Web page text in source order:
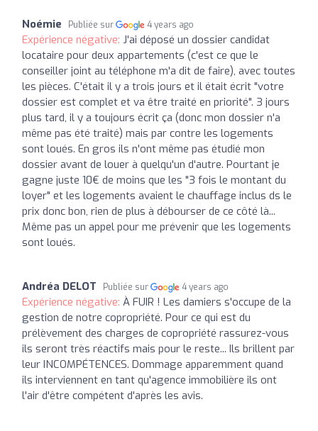
Noémie Publiée sur 4 years ago
Expérience négative: J'ai déposé un dossier candidat
locataire pour deux appartements (c'est ce que le
conseiller joint au téléphone m'a dit de faire), avec toutes
les pièces. C'était il y a trois jours et il était écrit "votre
dossier est complet et va être traité en priorité". 3 jours
plus tard, il y a toujours écrit ça (donc mon dossier n'a
même pas été traité) mais par contre les logements
sont loués. En gros ils n'ont même pas étudié mon
dossier avant de louer à quelqu'un d'autre. Pourtant je
gagne juste 10€ de moins que les "3 fois le montant du
loyer" et les logements avaient le chauffage inclus ds le
prix donc bon, rien de plus à débourser de ce côté là...
Même pas un appel pour me prévenir que les logements
sont loués.
Andréa DELOT Publiée sur 4 years ago
Expérience négative: À FUIR ! Les damiers s'occupe de la
gestion de notre copropriété. Pour ce qui est du
prélèvement des charges de copropriété rassurez-vous
ils seront très réactifs mais pour le reste... Ils brillent par
leur INCOMPÉTENCES. Dommage apparemment quand
ils interviennent en tant qu'agence immobilière ils ont
l'air d'être compétent d'après les avis.